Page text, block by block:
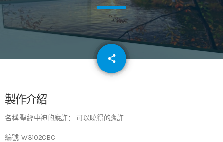
share
email
製作介紹
名稱:聖經中神的應許： 可以曉得的應許
編號: W3102CBC